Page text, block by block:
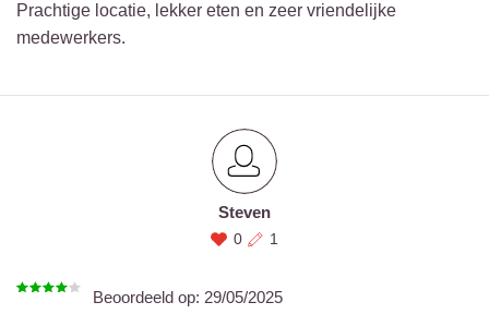
Prachtige locatie, lekker eten en zeer vriendelijke
medewerkers.
Steven
0 1
Beoordeeld op: 29/05/2025